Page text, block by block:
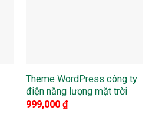
Theme WordPress công ty
điện năng lượng mặt trời
999,000 ₫